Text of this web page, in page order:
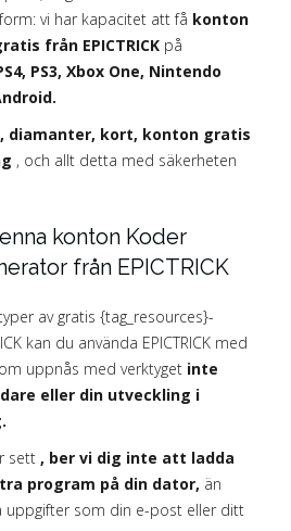
vi har kapacitet att få konton
från EPICTRICK på
PS3, Xbox One, Nintendo
diamanter, kort, konton gratis
, och allt detta med säkerheten
konton Koder
från EPICTRICK
av gratis {tag_resources}-
kan du använda EPICTRICK med
uppnås med verktyget inte
eller din utveckling i
sett , ber vi dig inte att ladda
program på din dator, än
uppgifter som din e-post eller ditt